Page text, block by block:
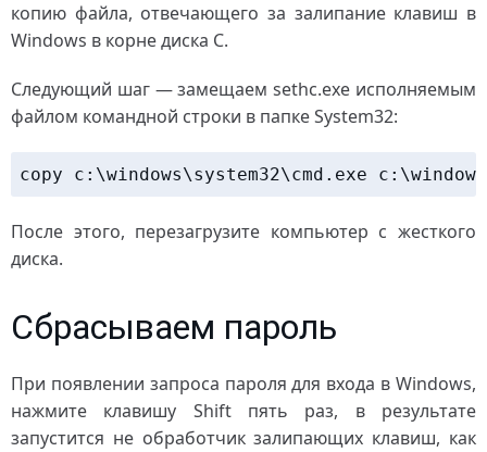
копию файла, отвечающего за залипание клавиш в
Windows в корне диска C.
Следующий шаг — замещаем sethc.exe исполняемым
файлом командной строки в папке System32:
copy c:\windows\system32\cmd.exe
После этого, перезагрузите компьютер с жесткого
диска.
Сбрасываем пароль
При появлении запроса пароля для входа в Windows,
нажмите клавишу Shift пять раз, в результате
запустится не обработчик залипающих клавиш, как